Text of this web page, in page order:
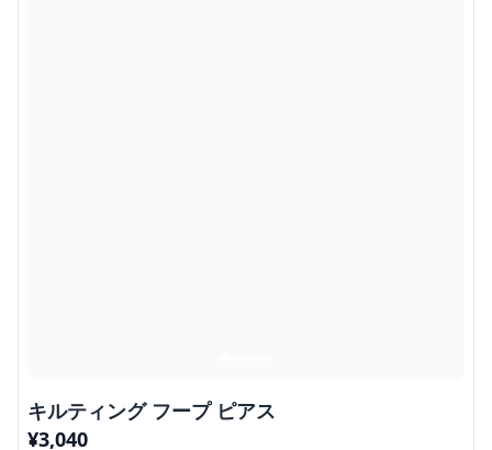
キルティング フープ ピアス
¥3,040